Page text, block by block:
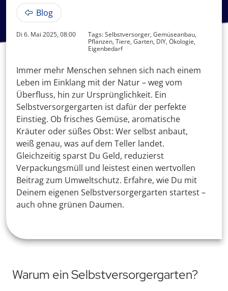
Blog
Di 6. Mai 2025, 08:00
Tags: Selbstversorger, Gemüseanbau,
Pflanzen, Tiere, Garten, DIY, Ökologie,
Eigenbedarf
Immer mehr Menschen sehnen sich nach einem
Leben im Einklang mit der Natur – weg vom
Überfluss, hin zur Ursprünglichkeit. Ein
Selbstversorgergarten ist dafür der perfekte
Einstieg. Ob frisches Gemüse, aromatische
Kräuter oder süßes Obst: Wer selbst anbaut,
weiß genau, was auf dem Teller landet.
Gleichzeitig sparst Du Geld, reduzierst
Verpackungsmüll und leistest einen wertvollen
Beitrag zum Umweltschutz. Erfahre, wie Du mit
Deinem eigenen Selbstversorgergarten startest –
auch ohne grünen Daumen.
Warum ein Selbstversorgergarten?